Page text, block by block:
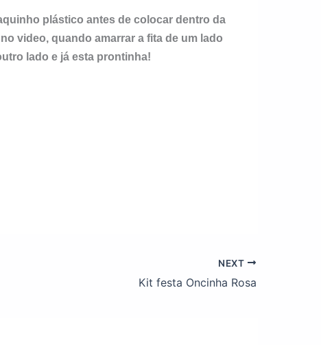
plástico antes de colocar dentro da
video, quando amarrar a fita de um lado
lado e já esta prontinha!
NEXT
Kit festa Oncinha Rosa